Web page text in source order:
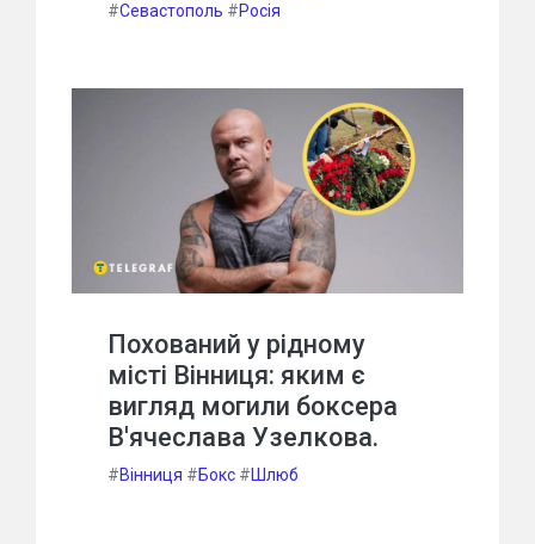
#Севастополь #Росія
Похований у рідному
місті Вінниця: яким є
вигляд могили боксера
В'ячеслава Узелкова.
#Вінниця #Бокс #Шлюб